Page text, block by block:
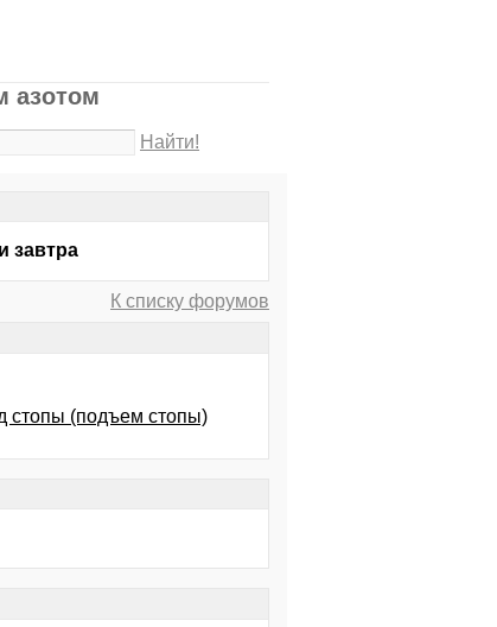
азотом
Найти!
завтра
К списку форумов
стопы (подъем стопы)